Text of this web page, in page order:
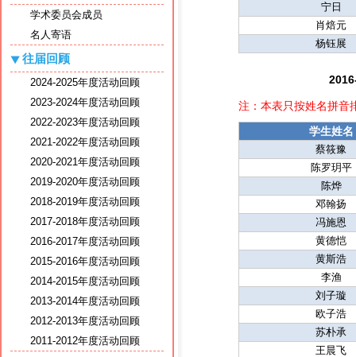
学术委员会成员
名人寄语
往届回顾
2024-2025年度活动回顾
2023-2024年度活动回顾
2022-2023年度活动回顾
2021-2022年度活动回顾
2020-2021年度活动回顾
2019-2020年度活动回顾
2018-2019年度活动回顾
2017-2018年度活动回顾
2016-2017年度活动回顾
2015-2016年度活动回顾
2014-2015年度活动回顾
2013-2014年度活动回顾
2012-2013年度活动回顾
2011-2012年度活动回顾
宁日
肖焙元
杨钰展
注：本表只按姓名拼音
学生姓名
蔡筱豫
陈罗玥平
陈烨
邓翰扬
冯施恩
黄德恺
黄斯浩
李渔
刘子璇
欧子浩
苏朴承
王晨飞